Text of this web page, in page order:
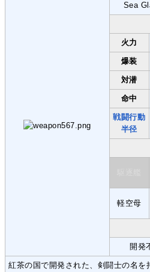
Sea
火力
爆装
対潜
命中
戦闘行動
半径
軽空母
開発
紅茶の国で開発された、剣闘士の名